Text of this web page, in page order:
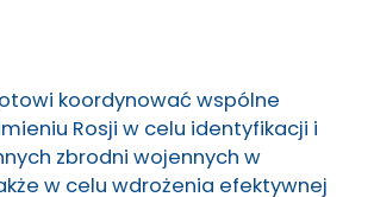
koordynować wspólne
Rosji w celu identyfikacji i
zbrodni wojennych w
w celu wdrożenia efektywnej